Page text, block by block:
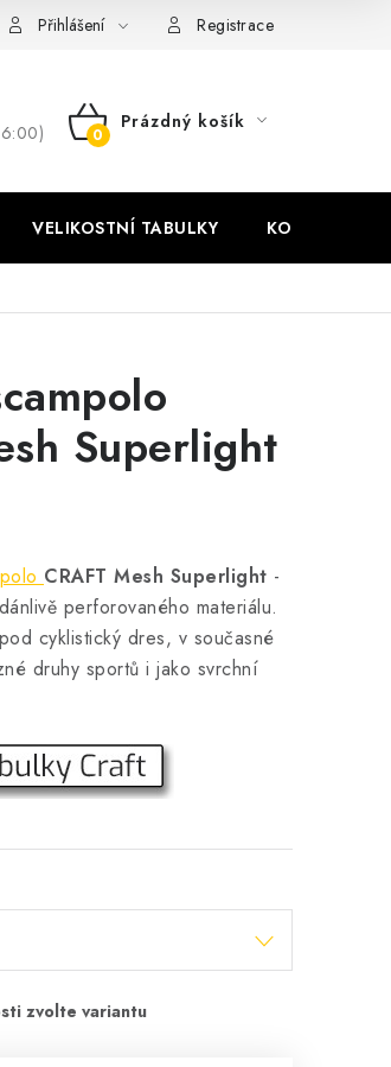
osobních údajů Zásady používání
Přihlášení Registrace
NÁKUPNÍ
Prázdný košík
VELIKOSTNÍ TABULKY KONTAKT
Superlight
CRAFT Mesh Superlight -
perforovaného materiálu.
cyklistický dres, v současné
druhy sportů i jako svrchní